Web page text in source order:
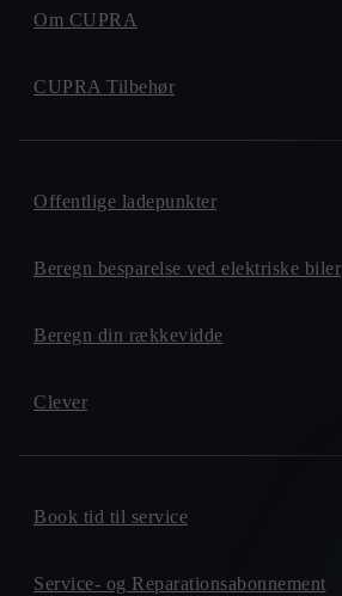
Om CUPRA
CUPRA Tilbehør
Offentlige ladepunkter
Beregn besparelse ved elektriske biler
Beregn din rækkevidde
Clever
Book tid til service
Service- og Reparationsabonnement